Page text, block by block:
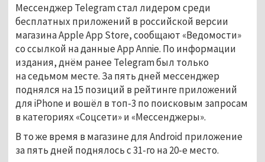
Мессенджер Telegram стал лидером среди
бесплатных приложений в российской версии
магазина Apple App Store, сообщают «Ведомости»
со ссылкой на данные App Annie. По информации
издания, днём ранее Telegram был только
на седьмом месте. За пять дней мессенджер
поднялся на 15 позиций в рейтинге приложений
для iPhone и вошёл в топ-3 по поисковым запросам
в категориях «Соцсети» и «Мессенджеры».
В то же время в магазине для Android приложение
за пять дней поднялось с 31-го на 20-е место.